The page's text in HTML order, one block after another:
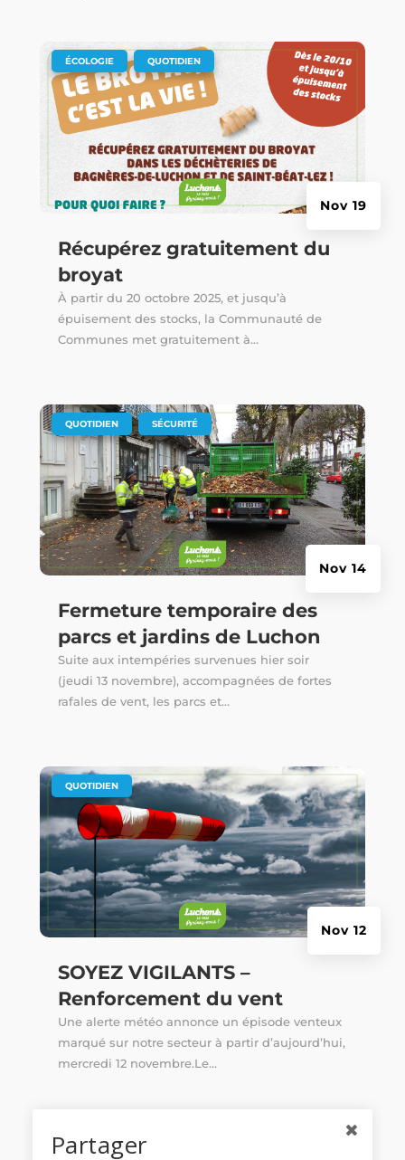
Récupérez gratuitement du
broyat
Nov 19
ÉCOLOGIE QUOTIDIEN
À partir du 20 octobre 2025, et jusqu’à
épuisement des stocks, la Communauté de
Communes met gratuitement à...
Fermeture temporaire des
parcs et jardins de Luchon
Nov 14
QUOTIDIEN SÉCURITÉ
Suite aux intempéries survenues hier soir
(jeudi 13 novembre), accompagnées de fortes
rafales de vent, les parcs et...
SOYEZ VIGILANTS –
Renforcement du vent
Nov 12
QUOTIDIEN
Une alerte météo annonce un épisode venteux
marqué sur notre secteur à partir d’aujourd’hui,
mercredi 12 novembre.Le...
Partager